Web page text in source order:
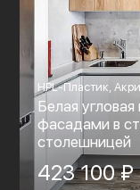
HPL-Пластик,
Белая
фасадами в
столешницей
423 100 ₽